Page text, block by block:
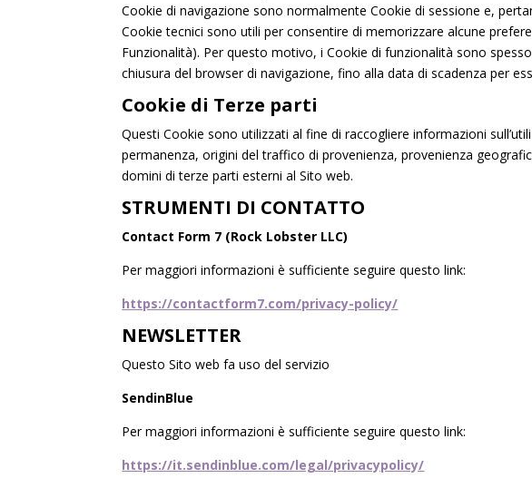
quelli tecnici. Se vuoi accettare tutti i cookie
selezionare i cookie da accettare clicca su
Policy.
Cookie di navigazione sono normalmente Cookie di sessione e,
Cookie tecnici sono utili per consentire di memorizzare alcune
Funzionalità). Per questo motivo, i Cookie di funzionalità sono
chiusura del browser di navigazione, fino alla data di scadenza per
Cookie di Terze parti
Questi Cookie sono utilizzati al fine di raccogliere informazioni
permanenza, origini del traffico di provenienza, provenienza
domini di terze parti esterni al Sito web.
STRUMENTI DI CONTATTO
Contact Form 7 (Rock Lobster LLC)
Per maggiori informazioni è sufficiente seguire questo link:
https://contactform7.com/privacy-policy/
NEWSLETTER
Questo Sito web fa uso del servizio
SendinBlue
Per maggiori informazioni è sufficiente seguire questo link:
https://it.sendinblue.com/legal/privacypolicy/